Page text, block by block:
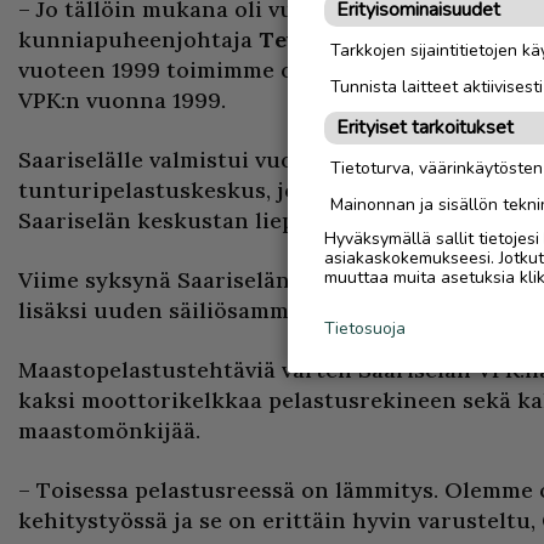
– Jo tällöin mukana oli vuosi sitten edesmennyt
kunniapuheenjohtaja Teuvo Katajamaa .
vuoteen 1999 toimimme osana Ivalon VPK:ta,
VPK:n vuonna 1999.
Saariselälle valmistui vuonna 1990 Suomen
tunturipelastuskeskus, joka sijaitsee nelostien
Saariselän keskustan liepeillä.
Viime syksynä Saariselän VPK sai käyttöönsä
lisäksi uuden säiliösammutusauton.
Maastopelastustehtäviä varten Saariselän
kaksi moottorikelkkaa pelastusrekineen sekä
maastomönkijää.
– Toisessa pelastusreessä on lämmitys.
kehitystyössä ja se on erittäin hyvin varusteltu,
Erityisominaisuudet
Tarkkojen sijaintitietojen
Tunnista laitteet
Erityiset tarkoitukset
Tietoturva,
Mainonnan ja sisällön
Hyväksymällä sallit
asiakaskokemukseesi.
muuttaa muita asetuksia
Tietosuoja